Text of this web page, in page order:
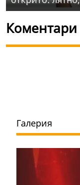
Коментари
Галерия